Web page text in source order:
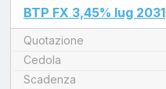
unread messages
BTP FX 3,45% lug 2031
Quotazione
Cedola
Scadenza